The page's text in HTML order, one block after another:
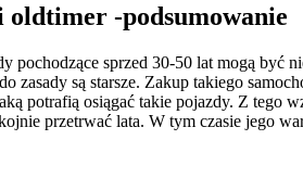
oldtimer -podsumowanie
pochodzące sprzed 30-50 lat mogą być
zasady są starsze. Zakup takiego
potrafią osiągać takie pojazdy. Z tego
przetrwać lata. W tym czasie jego